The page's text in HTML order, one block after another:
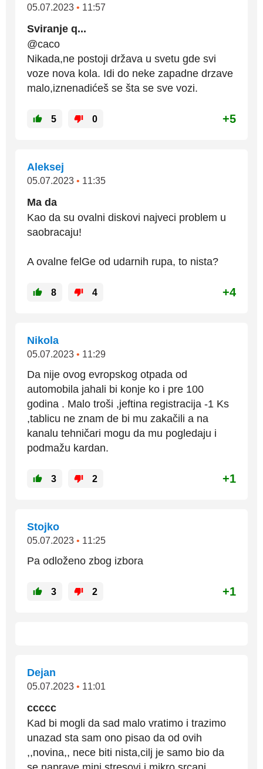
05.07.2023 • 11:57
Sviranje q...
@caco
Nikada,ne postoji država u svetu gde svi
voze nova kola. Idi do neke zapadne drzave
malo,iznenadićeš se šta se sve vozi.
5 0 +5
Aleksej
05.07.2023 • 11:35
Ma da
Kao da su ovalni diskovi najveci problem u
saobracaju!
A ovalne felGe od udarnih rupa, to nista?
8 4 +4
Nikola
05.07.2023 • 11:29
Da nije ovog evropskog otpada od
automobila jahali bi konje ko i pre 100
godina . Malo troši ,jeftina registracija -1 Ks
,tablicu ne znam de bi mu zakačili a na
kanalu tehničari mogu da mu pogledaju i
podmažu kardan.
3 2 +1
Stojko
05.07.2023 • 11:25
Pa odloženo zbog izbora
3 2 +1
Dejan
05.07.2023 • 11:01
ccccc
Kad bi mogli da sad malo vratimo i trazimo
unazad sta sam ono pisao da od ovih
,,novina,, nece biti nista,cilj je samo bio da